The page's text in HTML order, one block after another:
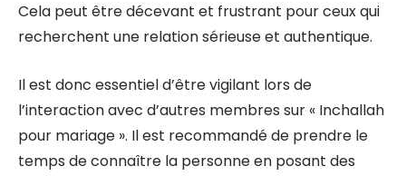
Cela peut être décevant et frustrant pour ceux qui
recherchent une relation sérieuse et authentique.
Il est donc essentiel d’être vigilant lors de
l’interaction avec d’autres membres sur « Inchallah
pour mariage ». Il est recommandé de prendre le
temps de connaître la personne en posant des